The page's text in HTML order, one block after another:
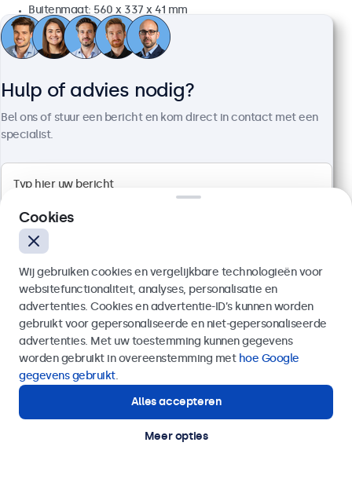
Buitenmaat: 560 x 337 x 41 mm
€ 499,00
€ 603,79 incl. btw
Bekijken
27 Inch Monitor Metaal
Artikelnummer:27HD7M
100+ stuks beschikbaar
1920 x 1080 resolutie (Full HD)
Hulp of advies nodig?
Bel ons of stuur een bericht en kom direct in contact met een
specialist.
Verzenden
Of bel ons op
Hulp of advies nodig?
Direct contact met een specialist.
Cookies
Wij gebruiken cookies en vergelijkbare technologieën voor
websitefunctionaliteit, analyses, personalisatie en
advertenties. Cookies en advertentie-ID’s kunnen worden
gebruikt voor gepersonaliseerde en niet-gepersonaliseerde
advertenties. Met uw toestemming kunnen gegevens
worden gebruikt in overeenstemming met hoe Google
gegevens gebruikt.
Alles accepteren
Meer opties